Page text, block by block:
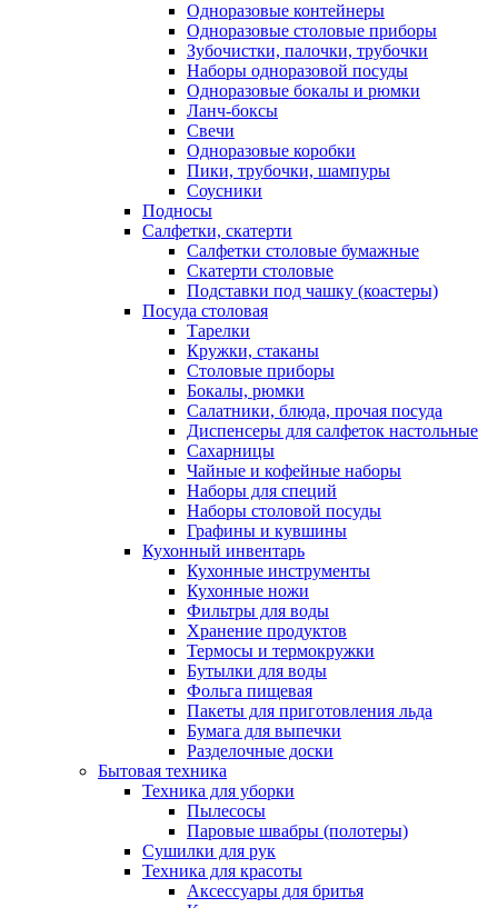
Одноразовые контейнеры
Одноразовые столовые приборы
Зубочистки, палочки, трубочки
Наборы одноразовой посуды
Одноразовые бокалы и рюмки
Ланч-боксы
Свечи
Одноразовые коробки
Пики, трубочки, шампуры
Соусники
Подносы
Салфетки, скатерти
Салфетки столовые бумажные
Скатерти столовые
Подставки под чашку (коастеры)
Посуда столовая
Тарелки
Кружки, стаканы
Столовые приборы
Бокалы, рюмки
Салатники, блюда, прочая посуда
Диспенсеры для салфеток настольные
Сахарницы
Чайные и кофейные наборы
Наборы для специй
Наборы столовой посуды
Графины и кувшины
Кухонный инвентарь
Кухонные инструменты
Кухонные ножи
Фильтры для воды
Хранение продуктов
Термосы и термокружки
Бутылки для воды
Фольга пищевая
Пакеты для приготовления льда
Бумага для выпечки
Разделочные доски
Бытовая техника
Техника для уборки
Пылесосы
Паровые швабры (полотеры)
Сушилки для рук
Техника для красоты
Аксессуары для бритья